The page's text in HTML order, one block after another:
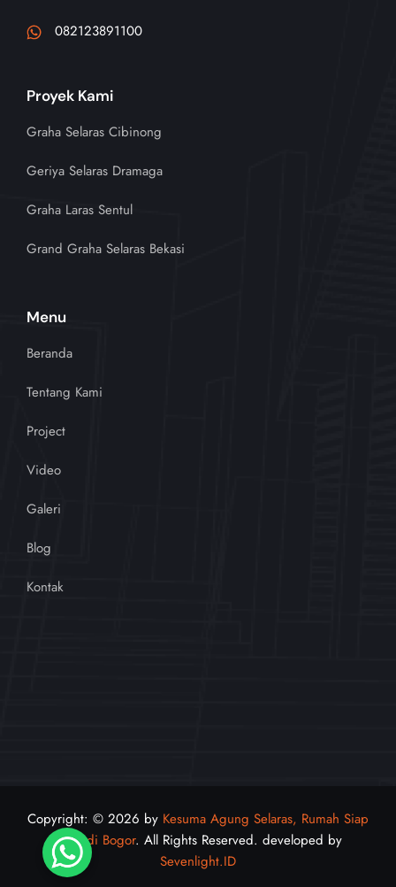
082123891100
Proyek Kami
Graha Selaras Cibinong
Geriya Selaras Dramaga
Graha Laras Sentul
Grand Graha Selaras Bekasi
Menu
Beranda
Tentang Kami
Project
Video
Galeri
Blog
Kontak
Copyright: © 2026 by Kesuma Agung Selaras, Rumah Siap
Huni di Bogor. All Rights Reserved. developed by
Sevenlight.ID